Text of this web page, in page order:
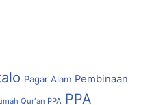
Pagar Alam Pembinaan
Qur'an PPA PPA